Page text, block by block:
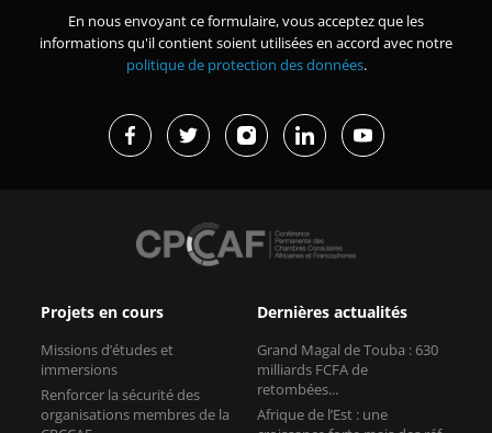
En nous envoyant ce formulaire, vous acceptez que les
informations qu'il contient soient utilisées en accord avec notre
politique de protection des données.
Projets en cours
Missions d’études et
immersions
Renforcer la sécurité des
organisations membres de la
Dernières actualités
Grand Magal de Touba : 630
milliards FCFA de
retombées...
Afrique de l’Est : une